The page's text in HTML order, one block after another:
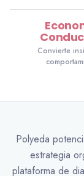
Convierte
Polyeda
estrategia
plataforma de